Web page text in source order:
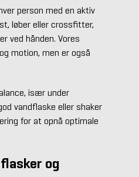
person med en aktiv
løber eller crossfitter,
ved hånden. Vores
motion, men er også
især under
vandflaske eller shaker
for at opnå optimale
og